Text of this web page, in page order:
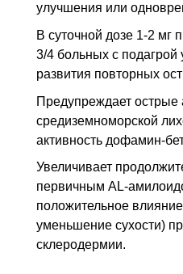
улучшения или
В суточной дозе 1-2 мг
3/4 больных с подагрой
развития повторных
Предупреждает острые
средиземноморской
активность дофамин-
Увеличивает
первичным AL-
положительное
уменьшение сухости)
склеродермии.